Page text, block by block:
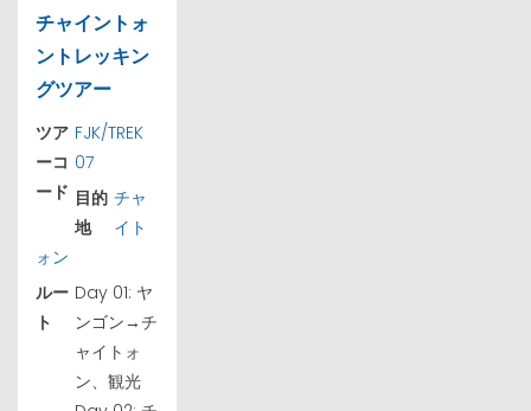
チャイントォ
ントレッキン
グツアー
ツア
ーコ
ード
FJK/TREK
07
目的
地
チャ
イト
ォン
ルー
ト
Day 01: ヤ
ンゴン→チ
ャイトォ
ン、観光